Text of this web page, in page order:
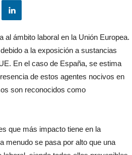
ámbito laboral en la Unión Europea.
a la exposición a sustancias
En el caso de España, se estima
de estos agentes nocivos en
son reconocidos como
que más impacto tiene en la
menudo se pasa por alto que una